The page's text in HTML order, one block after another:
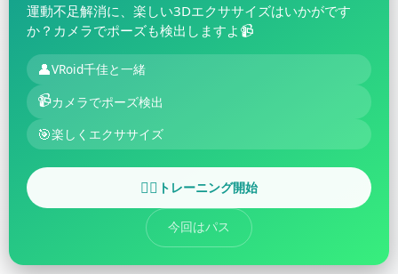
🔑 ログイン
運動不足解消に、楽しい3Dエクササイズはいかがです
か？カメラでポーズも検出しますよ📹
👤VRoid千佳と一緒
📹カメラでポーズ検出
🎯楽しくエクササイズ
🏃‍♀️ トレーニング開始
今回はパス
利用規約
プライバシーポリシー
QOLMS 利用規約
©2026MG Factory Co., Ltd. All rights reserved.
当サービスは、より良い体験を提供するために、Cookie、
localStorage、sessionStorageを使用します。 これらは以下の目的で
ログイン状態の維持
ユーザー設定の保存
キャッシュによる高速化
YouTube API Servicesの利用
同意する